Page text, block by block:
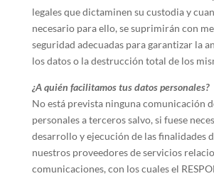
legales que dictaminen su custodia y
necesario para ello, se suprimirán con
seguridad adecuadas para garantizar la
los datos o la destrucción total de los
¿A quién facilitamos tus datos personales?
No está prevista ninguna comunicación
personales a terceros salvo, si fuese
desarrollo y ejecución de las finalidades
nuestros proveedores de servicios
comunicaciones, con los cuales el